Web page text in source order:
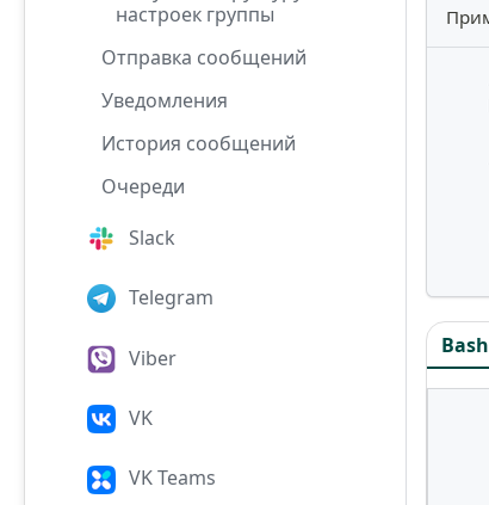
настроек группы
Отправка сообщений
Уведомления
История сообщений
Очереди
Slack
Telegram
Viber
VK
VK Teams
Bash